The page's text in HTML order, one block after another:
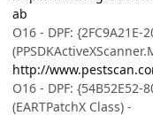
ab
O16 - DPF:
http://
O16 - DPF: {54B52E52-
(EARTPatchX Class) -